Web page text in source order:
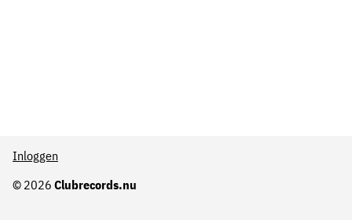
© 2026 Clubrecords.nu
Inloggen